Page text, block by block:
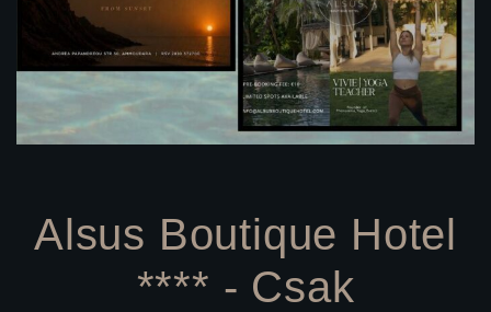
Alsus Boutique Hotel
**** - Csak